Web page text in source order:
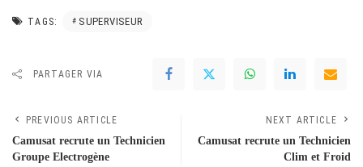
TAGS: SUPERVISEUR
PARTAGER VIA
PREVIOUS ARTICLE
Camusat recrute un Technicien
Groupe Electrogène
NEXT ARTICLE
Camusat recrute un Technicien
Clim et Froid